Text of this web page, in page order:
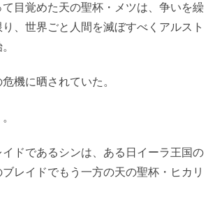
リュウ
目覚めた天の聖杯・メツは、争いを繰
、世界ごと人間を滅ぼすべくアルスト
機に晒されていた。
ドであるシンは、ある日イーラ王国の
レイドでもう一方の天の聖杯・ヒカリ